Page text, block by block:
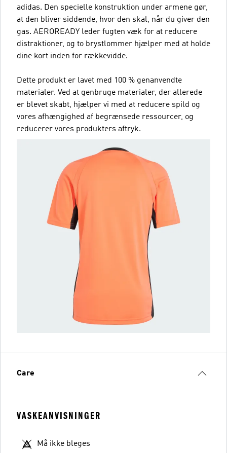
adidas. Den specielle konstruktion under armene gør,
at den bliver siddende, hvor den skal, når du giver den
gas. AEROREADY leder fugten væk for at reducere
distraktioner, og to brystlommer hjælper med at holde
dine kort inden for rækkevidde.
Dette produkt er lavet med 100 % genanvendte
materialer. Ved at genbruge materialer, der allerede
er blevet skabt, hjælper vi med at reducere spild og
vores afhængighed af begrænsede ressourcer, og
reducerer vores produkters aftryk.
Care
VASKEANVISNINGER
Må ikke bleges